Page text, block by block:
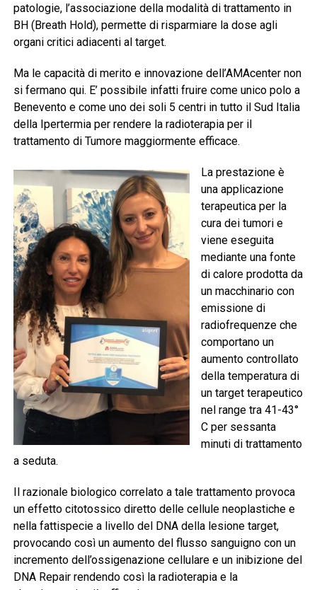
patologie, l’associazione della modalità di trattamento in
BH (Breath Hold), permette di risparmiare la dose agli
organi critici adiacenti al target.
Ma le capacità di merito e innovazione dell’AMAcenter non
si fermano qui. E’ possibile infatti fruire come unico polo a
Benevento e come uno dei soli 5 centri in tutto il Sud Italia
della Ipertermia per rendere la radioterapia per il
trattamento di Tumore maggiormente efficace.
La prestazione è
una applicazione
terapeutica per la
cura dei tumori e
viene eseguita
mediante una fonte
di calore prodotta da
un macchinario con
emissione di
radiofrequenze che
comportano un
aumento controllato
della temperatura di
un target terapeutico
nel range tra 41-43°
C per sessanta
minuti di trattamento
a seduta.
Il razionale biologico correlato a tale trattamento provoca
un effetto citotossico diretto delle cellule neoplastiche e
nella fattispecie a livello del DNA della lesione target,
provocando così un aumento del flusso sanguigno con un
incremento dell’ossigenazione cellulare e un inibizione del
DNA Repair rendendo così la radioterapia e la